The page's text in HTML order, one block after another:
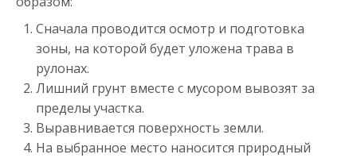
Сначала проводится осмотр и подготовка
зоны, на которой будет уложена трава в
рулонах.
Лишний грунт вместе с мусором вывозят за
пределы участка.
Выравнивается поверхность земли.
На выбранное место наносится природный